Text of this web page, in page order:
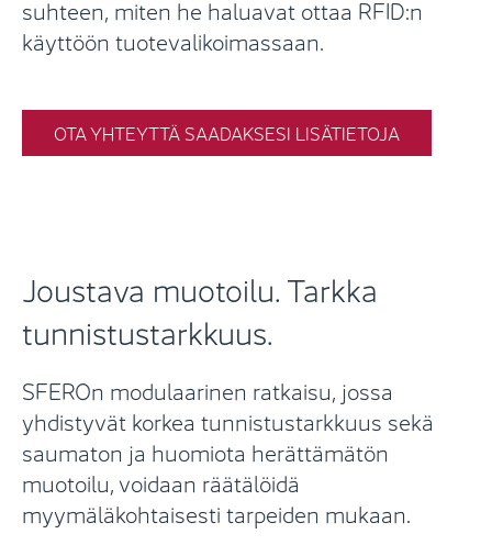
suhteen, miten he haluavat ottaa RFID:n
käyttöön tuotevalikoimassaan.
OTA YHTEYTTÄ SAADAKSESI LISÄTIETOJA
Joustava muotoilu. Tarkka
tunnistustarkkuus.
SFEROn modulaarinen ratkaisu, jossa
yhdistyvät korkea tunnistustarkkuus sekä
saumaton ja huomiota herättämätön
muotoilu, voidaan räätälöidä
myymäläkohtaisesti tarpeiden mukaan.